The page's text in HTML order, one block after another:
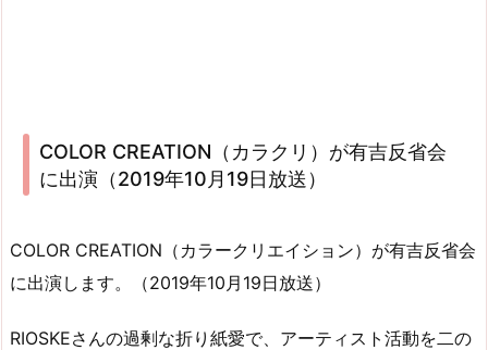
COLOR CREATION（カラクリ）が有吉反省会
に出演（2019年10月19日放送）
COLOR CREATION（カラークリエイション）が有吉反省会
に出演します。（2019年10月19日放送）
RIOSKEさんの過剰な折り紙愛で、アーティスト活動を二の